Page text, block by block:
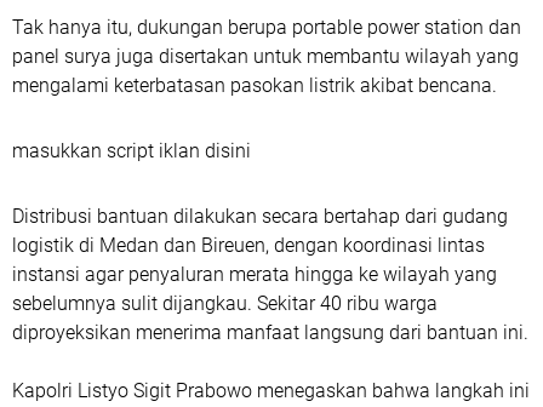
Tak hanya itu, dukungan berupa portable power station dan
panel surya juga disertakan untuk membantu wilayah yang
mengalami keterbatasan pasokan listrik akibat bencana.
masukkan script iklan disini
Distribusi bantuan dilakukan secara bertahap dari gudang
logistik di Medan dan Bireuen, dengan koordinasi lintas
instansi agar penyaluran merata hingga ke wilayah yang
sebelumnya sulit dijangkau. Sekitar 40 ribu warga
diproyeksikan menerima manfaat langsung dari bantuan ini.
Kapolri Listyo Sigit Prabowo menegaskan bahwa langkah ini